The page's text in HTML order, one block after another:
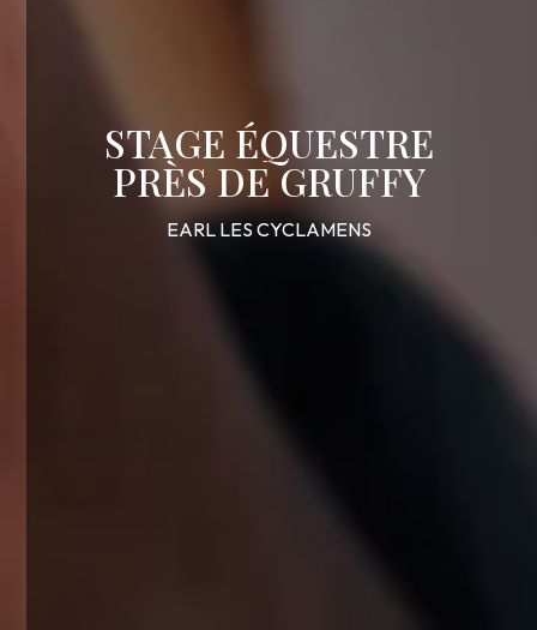
STAGE ÉQUESTRE
PRÈS DE GRUFFY
EARL LES CYCLAMENS